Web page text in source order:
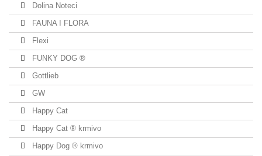
Dolina Noteci
FAUNA I FLORA
Flexi
FUNKY DOG ®
Gottlieb
GW
Happy Cat
Happy Cat ® krmivo
Happy Dog ® krmivo